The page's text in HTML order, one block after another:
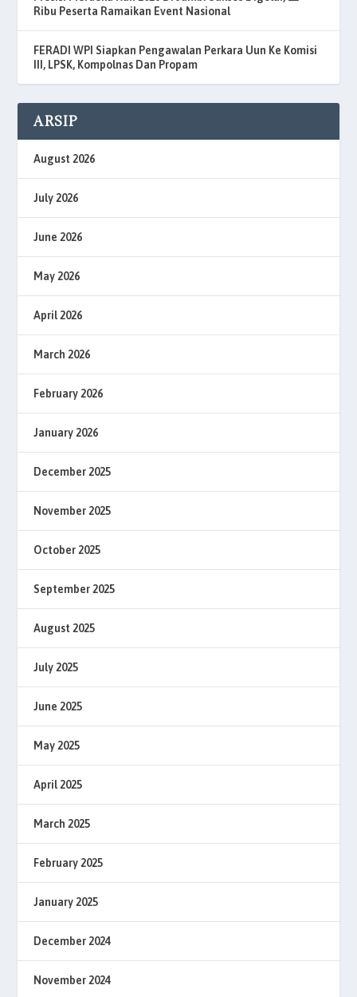
Ribu Peserta Ramaikan Event Nasional
FERADI WPI Siapkan Pengawalan Perkara Uun Ke Komisi
III, LPSK, Kompolnas Dan Propam
ARSIP
August 2026
July 2026
June 2026
May 2026
April 2026
March 2026
February 2026
January 2026
December 2025
November 2025
October 2025
September 2025
August 2025
July 2025
June 2025
May 2025
April 2025
March 2025
February 2025
January 2025
December 2024
November 2024